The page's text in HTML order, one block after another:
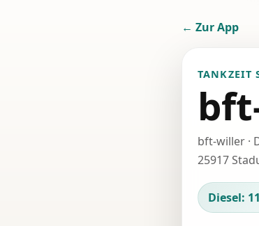
← Zur App
TANKZEIT
bft-willer ·
25917
Diesel: